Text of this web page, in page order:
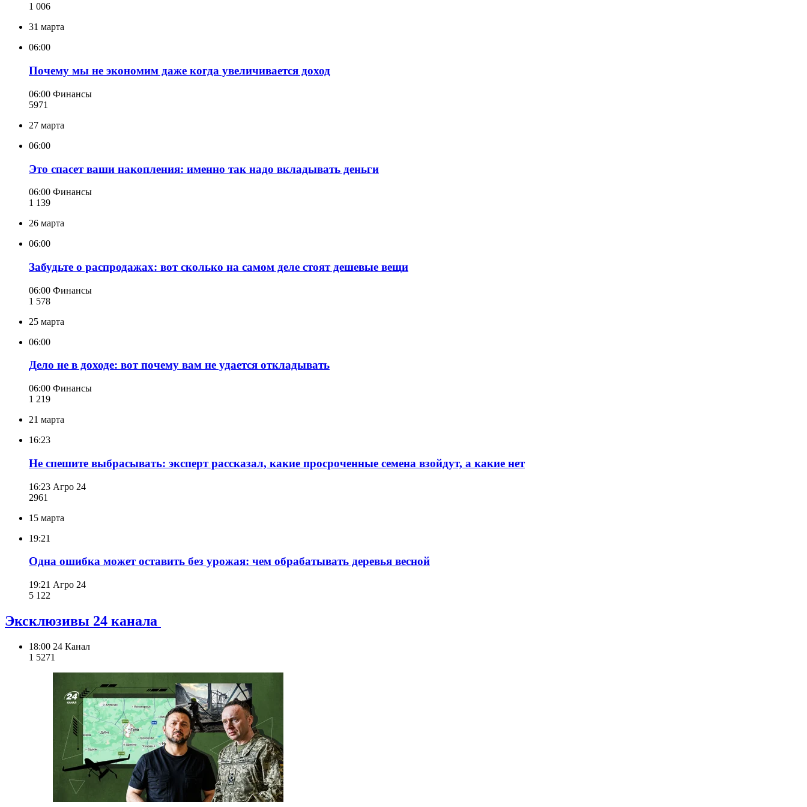
1 006
31 марта
06:00
Почему мы не экономим даже когда увеличивается доход
06:00 Финансы
5971
27 марта
06:00
Это спасет ваши накопления: именно так надо вкладывать деньги
06:00 Финансы
1 139
26 марта
06:00
Забудьте о распродажах: вот сколько на самом деле стоят дешевые вещи
06:00 Финансы
1 578
25 марта
06:00
Дело не в доходе: вот почему вам не удается откладывать
06:00 Финансы
1 219
21 марта
16:23
Не спешите выбрасывать: эксперт рассказал, какие просроченные семена взойдут, а какие нет
16:23 Агро 24
2961
15 марта
19:21
Одна ошибка может оставить без урожая: чем обрабатывать деревья весной
19:21 Агро 24
5 122
Эксклюзивы 24 канала
18:00 24 Канал
1 5271